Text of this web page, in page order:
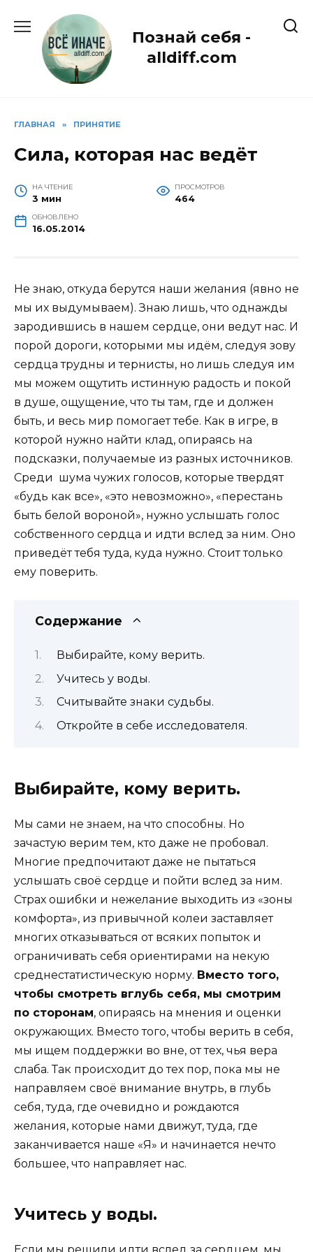
содержанию
Познай себя -
alldiff.com
ГЛАВНАЯ » ПРИНЯТИЕ
Сила, которая нас ведёт
НА ЧТЕНИЕ
3 мин
ПРОСМОТРОВ
464
ОБНОВЛЕНО
16.05.2014
Не знаю, откуда берутся наши желания (явно не
мы их выдумываем). Знаю лишь, что однажды
зародившись в нашем сердце, они ведут нас. И
порой дороги, которыми мы идём, следуя зову
сердца трудны и тернисты, но лишь следуя им
мы можем ощутить истинную радость и покой
в душе, ощущение, что ты там, где и должен
быть, и весь мир помогает тебе. Как в игре, в
которой нужно найти клад, опираясь на
подсказки, получаемые из разных источников.
Среди шума чужих голосов, которые твердят
«будь как все», «это невозможно», «перестань
быть белой вороной», нужно услышать голос
собственного сердца и идти вслед за ним. Оно
приведёт тебя туда, куда нужно. Стоит только
ему поверить.
Содержание
Выбирайте, кому верить.
Учитесь у воды.
Считывайте знаки судьбы.
Откройте в себе исследователя.
Выбирайте, кому верить.
Мы сами не знаем, на что способны. Но
зачастую верим тем, кто даже не пробовал.
Многие предпочитают даже не пытаться
услышать своё сердце и пойти вслед за ним.
Страх ошибки и нежелание выходить из «зоны
комфорта», из привычной колеи заставляет
многих отказываться от всяких попыток и
ограничивать себя ориентирами на некую
среднестатистическую норму. Вместо того,
чтобы смотреть вглубь себя, мы смотрим
по сторонам, опираясь на мнения и оценки
окружающих. Вместо того, чтобы верить в себя,
мы ищем поддержки во вне, от тех, чья вера
слаба. Так происходит до тех пор, пока мы не
направляем своё внимание внутрь, в глубь
себя, туда, где очевидно и рождаются
желания, которые нами движут, туда, где
заканчивается наше «Я» и начинается нечто
большее, что направляет нас.
Учитесь у воды.